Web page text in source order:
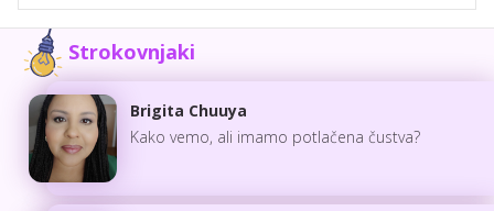
Strokovnjaki
Brigita Chuuya
Kako vemo, ali imamo potlačena čustva?